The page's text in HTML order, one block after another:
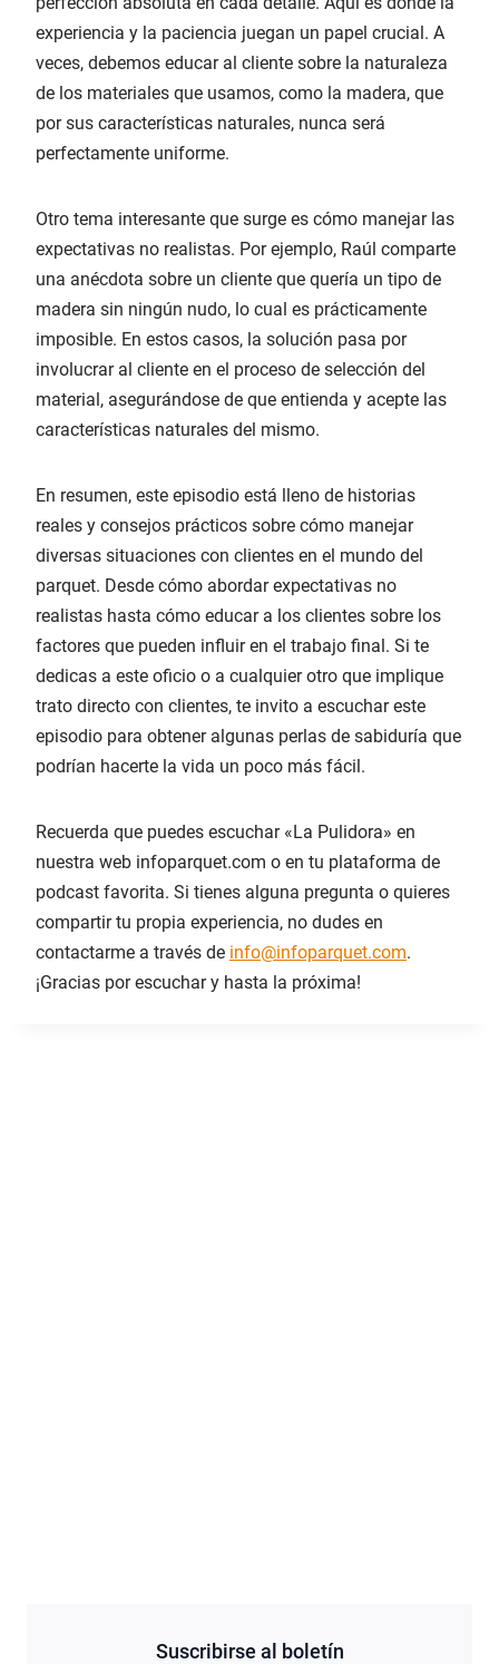
experiencia y la paciencia juegan un papel crucial. A
veces, debemos educar al cliente sobre la naturaleza
de los materiales que usamos, como la madera, que
por sus características naturales, nunca será
perfectamente uniforme.
Otro tema interesante que surge es cómo manejar las
expectativas no realistas. Por ejemplo, Raúl comparte
una anécdota sobre un cliente que quería un tipo de
madera sin ningún nudo, lo cual es prácticamente
imposible. En estos casos, la solución pasa por
involucrar al cliente en el proceso de selección del
material, asegurándose de que entienda y acepte las
características naturales del mismo.
En resumen, este episodio está lleno de historias
reales y consejos prácticos sobre cómo manejar
diversas situaciones con clientes en el mundo del
parquet. Desde cómo abordar expectativas no
realistas hasta cómo educar a los clientes sobre los
factores que pueden influir en el trabajo final. Si te
dedicas a este oficio o a cualquier otro que implique
trato directo con clientes, te invito a escuchar este
episodio para obtener algunas perlas de sabiduría que
podrían hacerte la vida un poco más fácil.
Recuerda que puedes escuchar «La Pulidora» en
nuestra web infoparquet.com o en tu plataforma de
podcast favorita. Si tienes alguna pregunta o quieres
compartir tu propia experiencia, no dudes en
contactarme a través de info@infoparquet.com.
¡Gracias por escuchar y hasta la próxima!
Suscribirse al boletín